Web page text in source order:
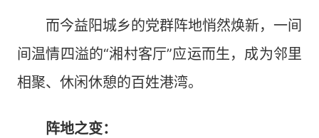
而今益阳城乡的党群阵地悄然焕新，一间
间温情四溢的“湘村客厅”应运而生，成为邻里
相聚、休闲休憩的百姓港湾。
阵地之变：